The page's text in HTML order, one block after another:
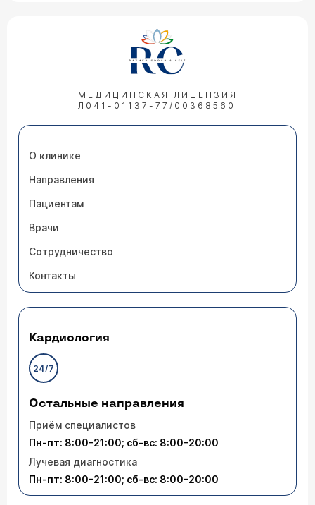
МЕДИЦИНСКАЯ ЛИЦЕНЗИЯ
Л041-01137-77/00368560
О клинике
Направления
Пациентам
Врачи
Сотрудничество
Контакты
Кардиология
24/7
Остальные направления
Приём специалистов
Пн-пт: 8:00-21:00; сб-вс: 8:00-20:00
Лучевая диагностика
Пн-пт: 8:00-21:00; сб-вс: 8:00-20:00